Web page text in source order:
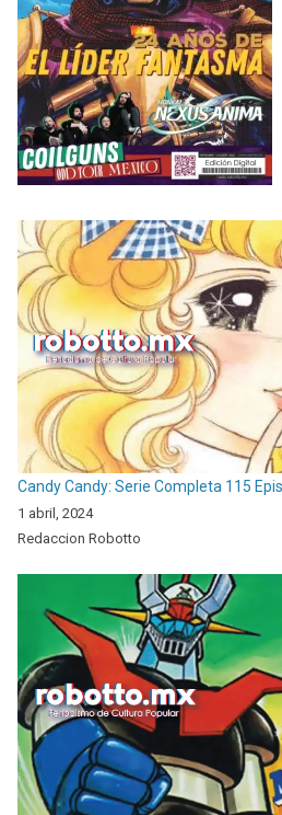
Candy Candy: Serie Completa 115
1 abril, 2024
Redaccion Robotto